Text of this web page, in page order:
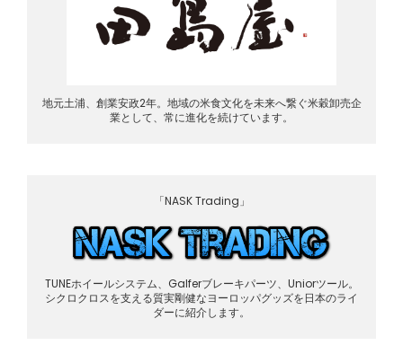
地元土浦、創業安政2年。地域の米食文化を未来へ繋ぐ米穀卸売企
業として、常に進化を続けています。
「NASK Trading」
TUNEホイールシステム、Galferブレーキパーツ、Uniorツール。
シクロクロスを支える質実剛健なヨーロッパグッズを日本のライ
ダーに紹介します。